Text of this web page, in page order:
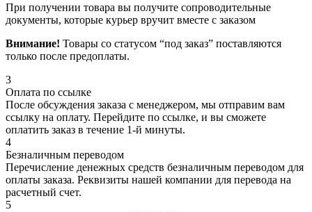
При получении товара вы получите сопроводительные
документы, которые курьер вручит вместе с заказом
Внимание! Товары со статусом “под заказ” поставляются
только после предоплаты.
3
Оплата по ссылке
После обсуждения заказа с менеджером, мы отправим вам
ссылку на оплату. Перейдите по ссылке, и вы сможете
оплатить заказ в течение 1-й минуты.
4
Безналичным переводом
Перечисление денежных средств безналичным переводом для
оплаты заказа. Реквизиты нашей компании для перевода на
расчетный счет.
5